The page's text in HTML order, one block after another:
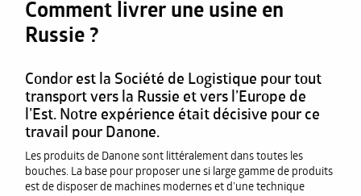
Comment livrer une usine en
Russie ?
Condor est la Société de Logistique pour tout
transport vers la Russie et vers l’Europe de
l’Est. Notre expérience était décisive pour ce
travail pour Danone.
Les produits de Danone sont littéralement dans toutes les
bouches. La base pour proposer une si large gamme de produits
est de disposer de machines modernes et d’une technique